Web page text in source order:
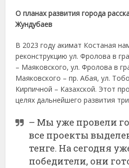
О планах развития города
Жундубаев
В 2023 году акимат Костаная
реконструкцию ул. Фролова в
– Маяковского, ул. Фролова в
Маяковского – пр. Абая, ул.
Кирпичной – Казахской. Этот
целях дальнейшего развития
– Мы уже провели
все проекты
тенге. На сегодня
победители, они